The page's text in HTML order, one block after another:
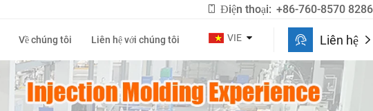
Điện thoại: +86-760-8570 8286
Về chúng tôi Liên hệ với chúng tôi VIE Liên hệ